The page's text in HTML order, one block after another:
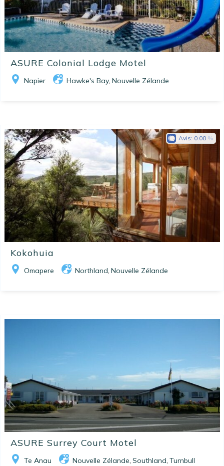
ASURE Colonial Lodge Motel
Napier Hawke's Bay, Nouvelle Zélande
Kokohuia
Omapere Northland, Nouvelle Zélande
Avis: 0.00
ASURE Surrey Court Motel
Te Anau Nouvelle Zélande, Southland, Turnbull